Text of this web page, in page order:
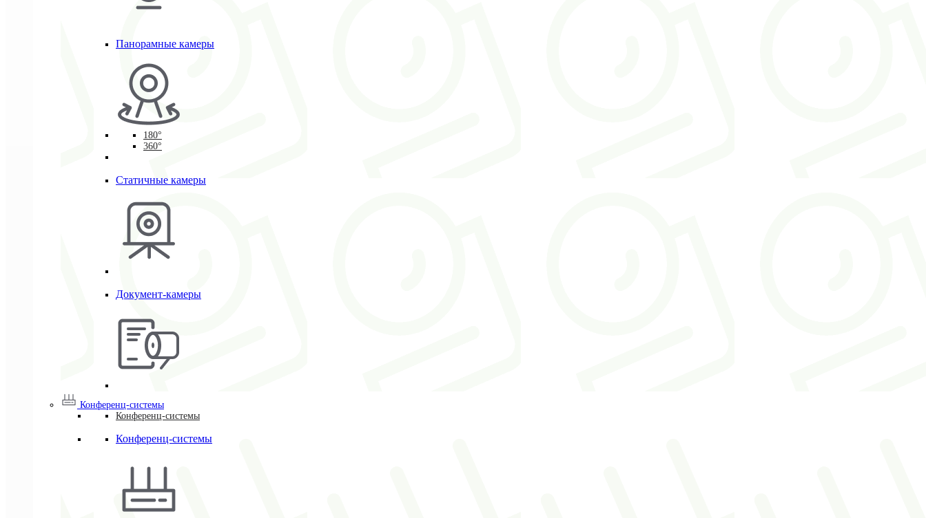
Панорамные камеры
180°
360°
Статичные камеры
Документ-камеры
Конференц-системы
Конференц-системы
Конференц-системы